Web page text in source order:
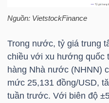
Nguồn: VietstockFinance
Trong nước, tỷ giá trung
chiều với xu hướng quốc
hàng Nhà nước (NHNN)
mức 25,131 đồng/USD,
tuần trước. Với biên độ
TRÁI
PHIẾU